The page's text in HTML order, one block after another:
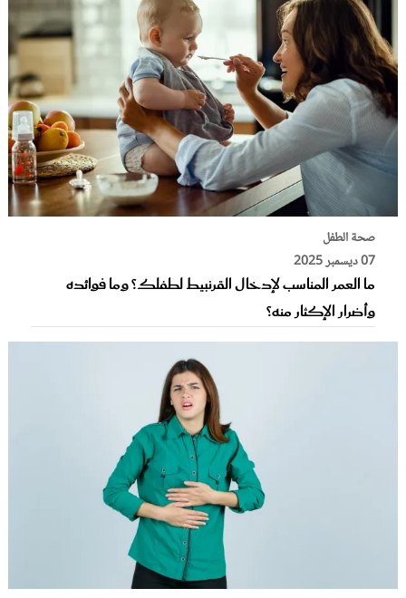
صحة الطفل
07 ديسمبر 2025
ما العمر المناسب لإدخال القرنبيط لطفلك؟ وما فوائده
وأضرار الإكثار منه؟